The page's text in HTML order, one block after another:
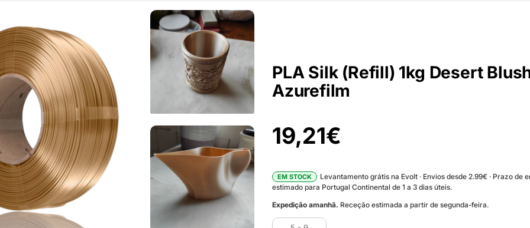
PLA Silk (Refill) 1kg Desert
Azurefilm
19,21€
EM STOCK
Levantamento grátis na Evolt · Envios desde 2.99€ · Prazo de
estimado para Portugal Continental de 1 a 3 dias úteis.
Expedição amanhã. Receção estimada a partir de segunda-feira.